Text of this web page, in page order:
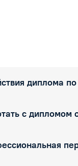
диплома
с дипломом